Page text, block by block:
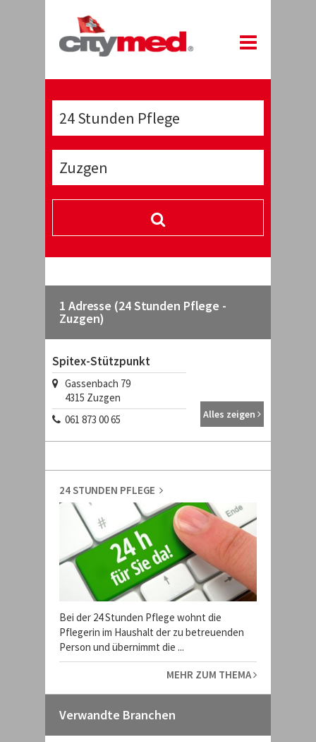
1 Adresse (24 Stunden Pflege -
Zuzgen)
Spitex-Stützpunkt
Gassenbach 79
4315 Zuzgen
061 873 00 65
Alles zeigen
24 STUNDEN PFLEGE
Bei der 24 Stunden Pflege wohnt die
Pflegerin im Haushalt der zu betreuenden
Person und übernimmt die ...
MEHR ZUM THEMA
Verwandte Branchen